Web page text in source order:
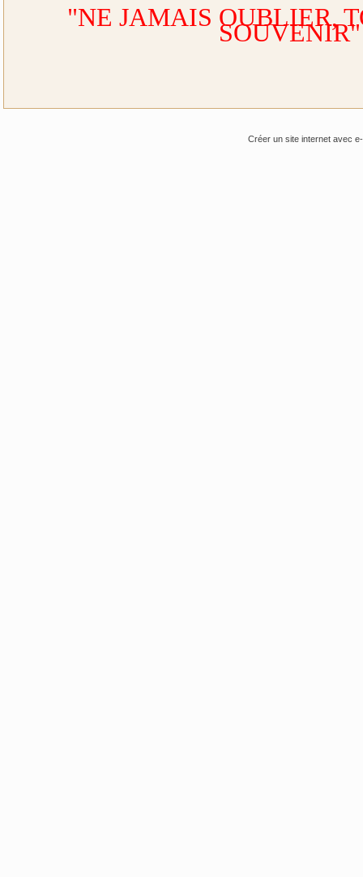
"NE JAMAIS OUBLIER,
SOUVENIR"
Créer un site internet avec